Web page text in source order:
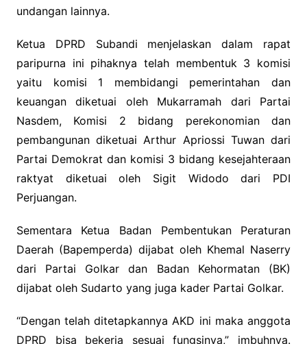
undangan lainnya.
Ketua DPRD Subandi menjelaskan dalam rapat
paripurna ini pihaknya telah membentuk 3 komisi
yaitu komisi 1 membidangi pemerintahan dan
keuangan diketuai oleh Mukarramah dari Partai
Nasdem, Komisi 2 bidang perekonomian dan
pembangunan diketuai Arthur Apriossi Tuwan dari
Partai Demokrat dan komisi 3 bidang kesejahteraan
raktyat diketuai oleh Sigit Widodo dari PDI
Perjuangan.
Sementara Ketua Badan Pembentukan Peraturan
Daerah (Bapemperda) dijabat oleh Khemal Naserry
dari Partai Golkar dan Badan Kehormatan (BK)
dijabat oleh Sudarto yang juga kader Partai Golkar.
“Dengan telah ditetapkannya AKD ini maka anggota
DPRD bisa bekerja sesuai fungsinya,” imbuhnya.